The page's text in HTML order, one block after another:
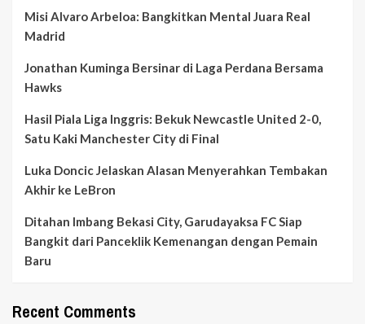
Misi Alvaro Arbeloa: Bangkitkan Mental Juara Real
Madrid
Jonathan Kuminga Bersinar di Laga Perdana Bersama
Hawks
Hasil Piala Liga Inggris: Bekuk Newcastle United 2-0,
Satu Kaki Manchester City di Final
Luka Doncic Jelaskan Alasan Menyerahkan Tembakan
Akhir ke LeBron
Ditahan Imbang Bekasi City, Garudayaksa FC Siap
Bangkit dari Panceklik Kemenangan dengan Pemain
Baru
Recent Comments